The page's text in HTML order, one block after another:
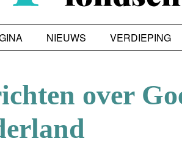
NIEUWS VERDIEPING
over